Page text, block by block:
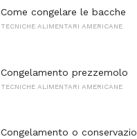
Come congelare le bacche
TECNICHE ALIMENTARI AMERICANE
Congelamento prezzemolo
TECNICHE ALIMENTARI AMERICANE
Congelamento o